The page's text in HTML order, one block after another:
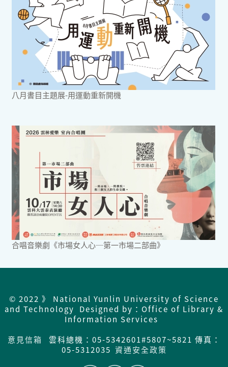
八月書目主題展-用運動重新開機
合唱音樂劇《市場女人心─第一市場二部曲》
© 2022 》 National Yunlin University of Science
and Technology Designed by：Office of Library &
Information Services
意見信箱
雲科總機：05-5342601#5807~5821 傳真：
05-5312035 資通安全政策